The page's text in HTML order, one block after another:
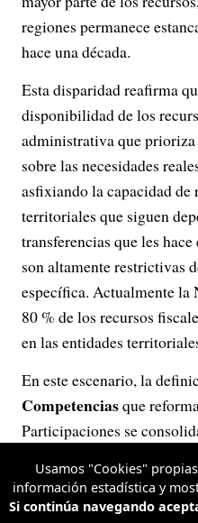
regiones permanece
hace una década.
Esta disparidad reafirma
disponibilidad de los
administrativa que
sobre las necesidades
asfixiando la capacidad de
territoriales que siguen
transferencias que les
son altamente restrictivas
específica. Actualmente la
80 % de los recursos
en las entidades
En este escenario, la
Competenciasque
Participaciones se
la autonomía fiscal y
territoriales y para generar
Usamos "Cookies"
información estadística y
Si continúa navegando